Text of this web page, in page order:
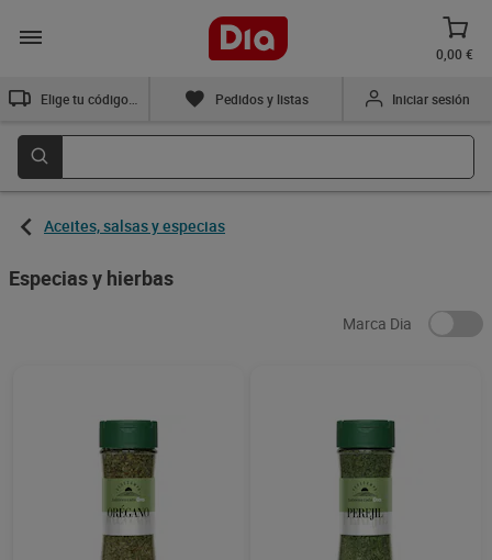
0,00 €
Pedidos y listas Iniciar sesión
Aceites, salsas y especias
Especias y hierbas
Marca Dia